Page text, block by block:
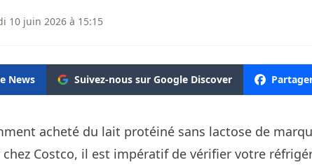
10 juin 2026 à 15:15
News Suivez-nous sur Google Discover
acheté du lait protéiné sans lactose de
Costco, il est impératif de vérifier votre